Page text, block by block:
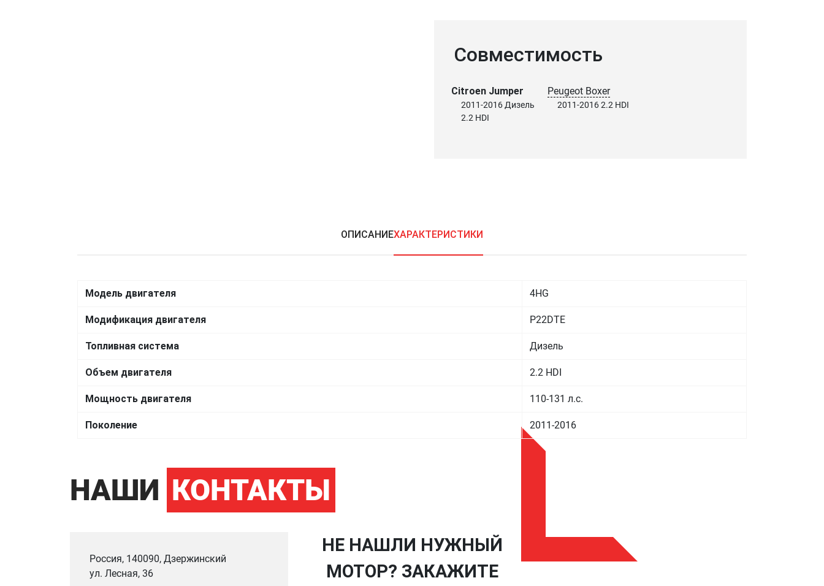
Совместимость
Citroen Jumper
2011-2016 Дизель
2.2 HDI
Peugeot Boxer
2011-2016 2.2 HDI
ОПИСАНИЕХАРАКТЕРИСТИКИ
Модель двигателя 4HG
Модификация двигателя P22DTE
Топливная система Дизель
Объем двигателя 2.2 HDI
Мощность двигателя 110-131 л.с.
Поколение 2011-2016
НАШИ КОНТАКТЫ
Россия, 140090, Дзержинский
ул. Лесная, 36
НЕ НАШЛИ НУЖНЫЙ
МОТОР? ЗАКАЖИТЕ